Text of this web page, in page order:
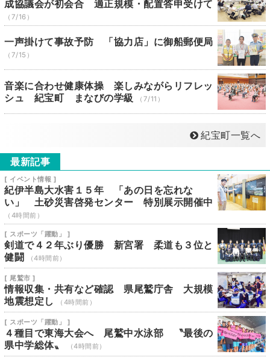
成協議会が初会合 適正規模・配置答申受けて
（7/16）
一声掛けて事故予防 「協力店」に御船郵便局
（7/15）
音楽に合わせ健康体操 楽しみながらリフレッ
シュ 紀宝町 まなびの学級
（7/11）
紀宝町一覧へ
最新記事
[ イベント情報 ]
紀伊半島大水害１５年 「あの日を忘れな
い」 土砂災害啓発センター 特別展示開催中
（4時間前）
[ スポーツ「躍動」 ]
剣道で４２年ぶり優勝 新宮署 柔道も３位と
健闘
（4時間前）
[ 尾鷲市 ]
情報収集・共有など確認 県尾鷲庁舎 大規模
地震想定し
（4時間前）
[ スポーツ「躍動」 ]
４種目で東海大会へ 尾鷲中水泳部 〝最後の
県中学総体〟
（4時間前）